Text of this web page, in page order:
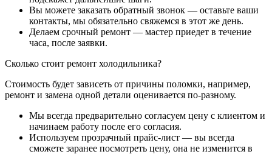
Вы можете заказать обратный звонок — оставьте ваши
контакты, мы обязательно свяжемся в этот же день.
Делаем срочный ремонт — мастер приедет в течение
часа, после заявки.
Сколько стоит ремонт холодильника?
Стоимость будет зависеть от причины поломки, например,
ремонт и замена одной детали оценивается по-разному.
Мы всегда предварительно согласуем цену с клиентом и
начинаем работу после его согласия.
Используем прозрачный прайс-лист — вы всегда
сможете заранее посмотреть цену, она не изменится в